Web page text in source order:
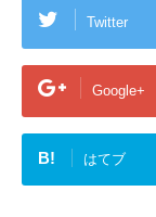
Twitter
Google+
B! はてブ